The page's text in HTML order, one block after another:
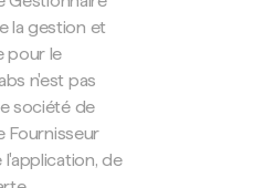
la gestion et
pour le
n'est pas
société de
Fournisseur
de